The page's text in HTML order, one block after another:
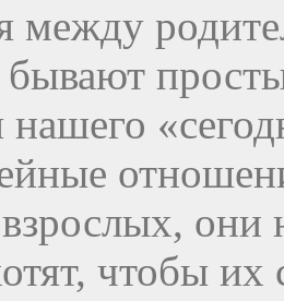
бывают
они
чтобы